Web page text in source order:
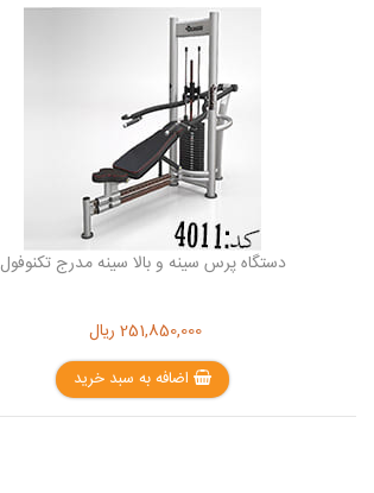
دستگاه پرس سینه و بالا سینه مدرج تکنوفول
251,850,000 ریال
اضافه به سبد خرید